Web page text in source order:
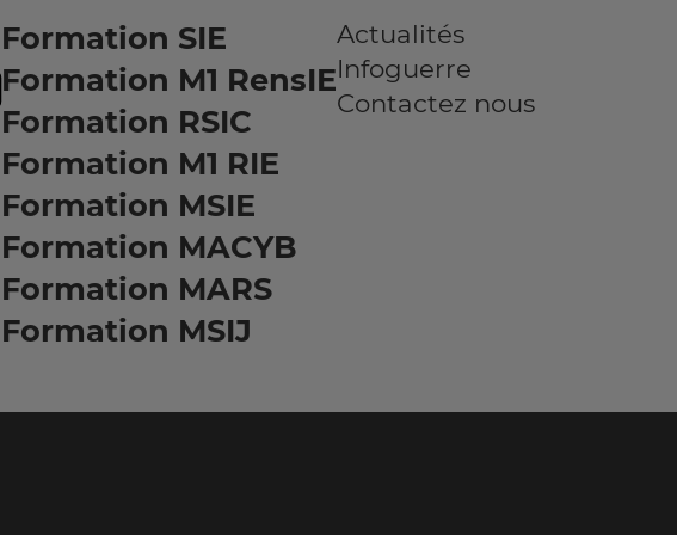
Formation SIE
Formation M1 RensIE
Formation RSIC
Formation M1 RIE
Formation MSIE
Formation MACYB
Formation MARS
Formation MSIJ
Actualités
Infoguerre
Contactez nous